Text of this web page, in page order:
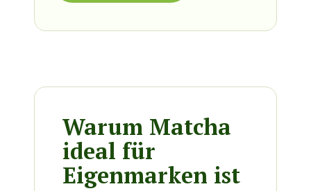
Warum Matcha
ideal für
Eigenmarken ist